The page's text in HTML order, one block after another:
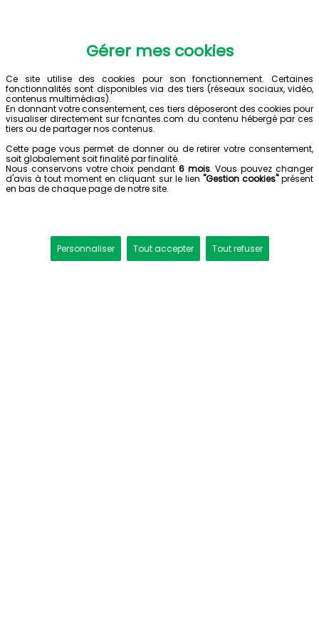
Gérer mes cookies
Ce site utilise des cookies pour son fonctionnement. Certaines
fonctionnalités sont disponibles via des tiers (réseaux sociaux, vidéo,
contenus multimédias).
En donnant votre consentement, ces tiers déposeront des cookies pour
visualiser directement sur fcnantes.com du contenu hébergé par ces
tiers ou de partager nos contenus.
Cette page vous permet de donner ou de retirer votre consentement,
soit globalement soit finalité par finalité.
Nous conservons votre choix pendant 6 mois. Vous pouvez changer
d'avis à tout moment en cliquant sur le lien "Gestion cookies"présent
en bas de chaque page de notre site.
Personnaliser Tout accepter Tout refuser